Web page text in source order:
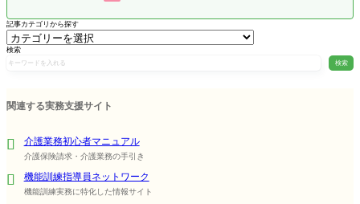
記事カテゴリから探す
検索
検索
関連する実務支援サイト
介護業務初心者マニュアル
介護保険請求・介護業務の手引き
機能訓練指導員ネットワーク
機能訓練実務に特化した情報サイト